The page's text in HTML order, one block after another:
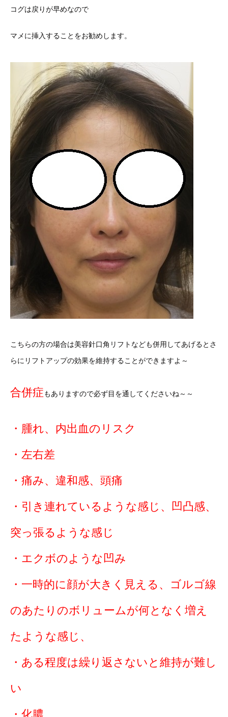
コグは戻りが早めなので
マメに挿入することをお勧めします。
こちらの方の場合は美容針口角リフトなども併用してあげるとさ
らにリフトアップの効果を維持することができますよ～
合併症 もありますので必ず目を通してくださいね～～
・腫れ、内出血のリスク
・左右差
・痛み、違和感、頭痛
・引き連れているような感じ、凹凸感、
突っ張るような感じ
・エクボのような凹み
・一時的に顔が大きく見える、ゴルゴ線
のあたりのボリュームが何となく増え
たような感じ、
・ある程度は繰り返さないと維持が難し
い
・化膿